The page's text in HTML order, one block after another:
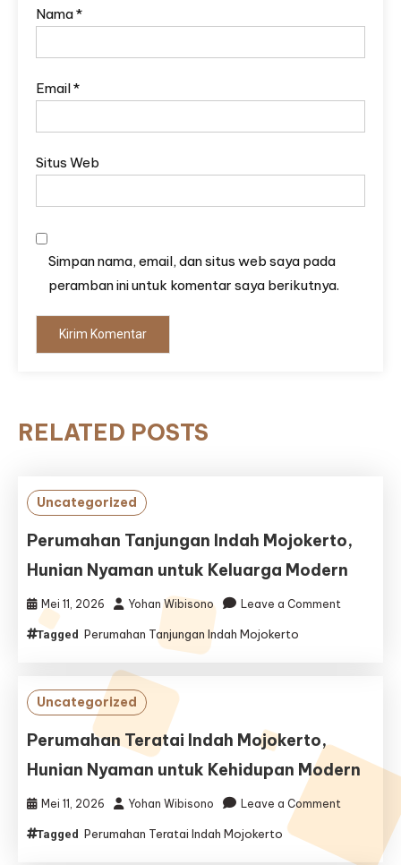
Nama*
Email*
Situs Web
Simpan nama, email, dan situs web saya pada
peramban ini untuk komentar saya berikutnya.
RELATED POSTS
Uncategorized
Perumahan Tanjungan Indah Mojokerto,
Hunian Nyaman untuk Keluarga Modern
Mei 11, 2026 Yohan Wibisono Leave a Comment
Keluarga
Modern
Tagged Perumahan Tanjungan Indah Mojokerto
Uncategorized
Perumahan Teratai Indah Mojokerto,
Hunian Nyaman untuk Kehidupan Modern
Mei 11, 2026 Yohan Wibisono Leave a Comment
Indah
Tagged Perumahan Teratai Indah Mojokerto